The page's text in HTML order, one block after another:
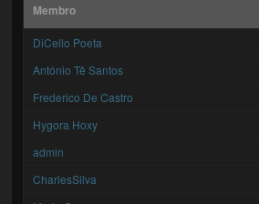
Membro
DiCello Poeta
António Tê Santos
Frederico De Castro
Hygora Hoxy
admin
CharlesSilva